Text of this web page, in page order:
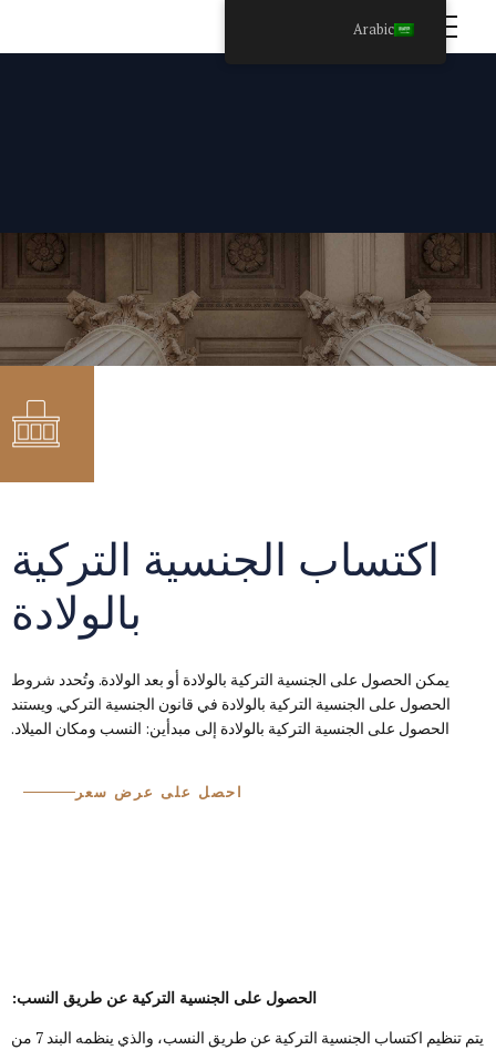
اكتساب الجنسية التركية
بالولادة
يمكن الحصول على الجنسية التركية بالولادة أو بعد الولادة. وتُحدد شروط
الحصول على الجنسية التركية بالولادة في قانون الجنسية التركي. ويستند
الحصول على الجنسية التركية بالولادة إلى مبدأين: النسب ومكان الميلاد.
احصل على عرض سعر
الحصول على الجنسية التركية عن طريق النسب:
يتم تنظيم اكتساب الجنسية التركية عن طريق النسب، والذي ينظمه البند 7 من
Arabic